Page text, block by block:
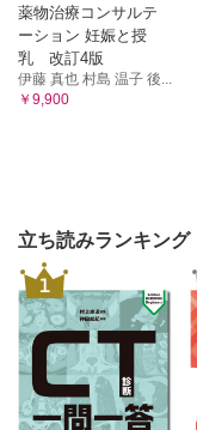
薬物治療コンサルテ
ーション 妊娠と授
乳 改訂4版
伊藤 真也 村島 温子 後...
￥9,900
立ち読みランキング
1